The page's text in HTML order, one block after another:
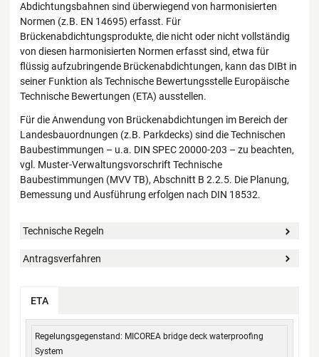
Abdichtungsbahnen sind überwiegend von harmonisierten
Normen (z.B. EN 14695) erfasst. Für
Brückenabdichtungsprodukte, die nicht oder nicht vollständig
von diesen harmonisierten Normen erfasst sind, etwa für
flüssig aufzubringende Brückenabdichtungen, kann das DIBt in
seiner Funktion als Technische Bewertungsstelle Europäische
Technische Bewertungen (ETA) ausstellen.
Für die Anwendung von Brückenabdichtungen im Bereich der
Landesbauordnungen (z.B. Parkdecks) sind die Technischen
Baubestimmungen – u.a. DIN SPEC 20000-203 – zu beachten,
vgl. Muster-Verwaltungsvorschrift Technische
Baubestimmungen (MVV TB), Abschnitt B 2.2.5. Die Planung,
Bemessung und Ausführung erfolgen nach DIN 18532.
Technische Regeln
Antragsverfahren
ETA
MICOREA bridge deck waterproofing
System